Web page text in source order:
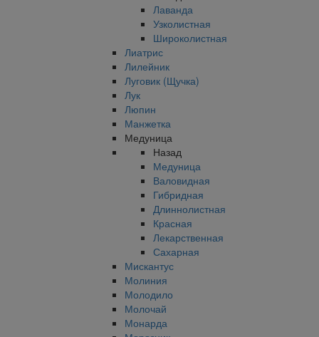
Лаванда
Узколистная
Широколистная
Лиатрис
Лилейник
Луговик (Щучка)
Лук
Люпин
Манжетка
Медуница
Назад
Медуница
Валовидная
Гибридная
Длиннолистная
Красная
Лекарственная
Сахарная
Мискантус
Молиния
Молодило
Молочай
Монарда